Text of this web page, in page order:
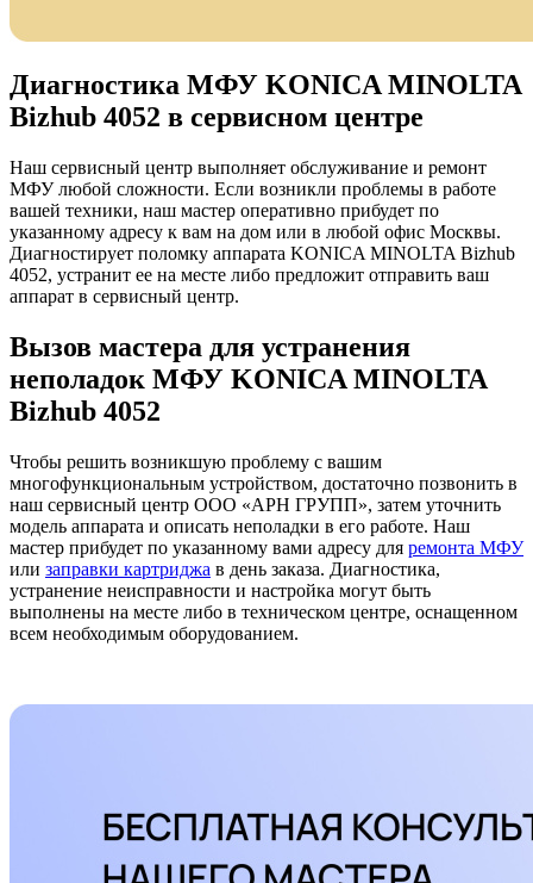
Диагностика МФУ KONICA MINOLTA
Bizhub 4052 в сервисном центре
Наш сервисный центр выполняет обслуживание и ремонт
МФУ любой сложности. Если возникли проблемы в работе
вашей техники, наш мастер оперативно прибудет по
указанному адресу к вам на дом или в любой офис Москвы.
Диагностирует поломку аппарата KONICA MINOLTA Bizhub
4052, устранит ее на месте либо предложит отправить ваш
аппарат в сервисный центр.
Вызов мастера для устранения
неполадок МФУ KONICA MINOLTA
Bizhub 4052
Чтобы решить возникшую проблему с вашим
многофункциональным устройством, достаточно позвонить в
наш сервисный центр ООО «АРН ГРУПП», затем уточнить
модель аппарата и описать неполадки в его работе. Наш
мастер прибудет по указанному вами адресу для ремонта МФУ
или заправки картриджа в день заказа. Диагностика,
устранение неисправности и настройка могут быть
выполнены на месте либо в техническом центре, оснащенном
всем необходимым оборудованием.